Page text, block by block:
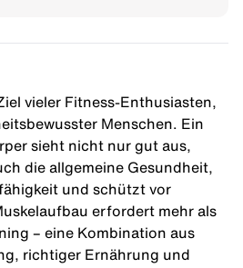
vieler Fitness-Enthusiasten,
Menschen. Ein
sieht nicht nur gut aus,
die allgemeine Gesundheit,
und schützt vor
erfordert mehr als
– eine Kombination aus
richtiger Ernährung und